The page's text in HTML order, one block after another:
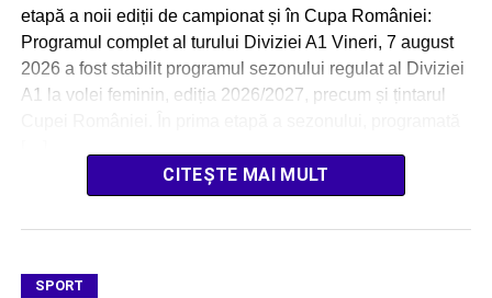
etapă a noii ediții de campionat și în Cupa României:
Programul complet al turului Diviziei A1 Vineri, 7 august
2026 a fost stabilit programul sezonului regulat al Diviziei
A1 la volei feminin, ediția 2026/2027, precum și țintarul
CITEȘTE MAI MULT
SPORT